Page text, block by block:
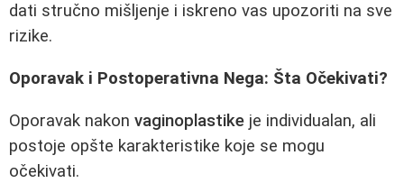
dati stručno mišljenje i iskreno vas upozoriti na sve
rizike.
Oporavak i Postoperativna Nega: Šta Očekivati?
Oporavak nakon vaginoplastike je individualan, ali
postoje opšte karakteristike koje se mogu
očekivati.